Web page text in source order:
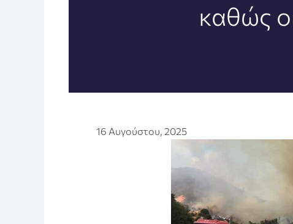
καθώς
16 Αυγούστου, 2025